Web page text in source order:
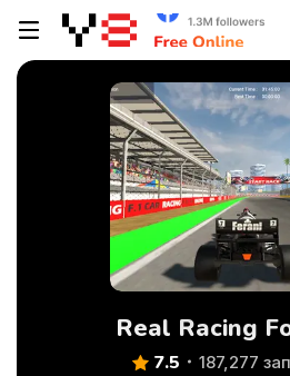
Real Racing
7.5 187,277